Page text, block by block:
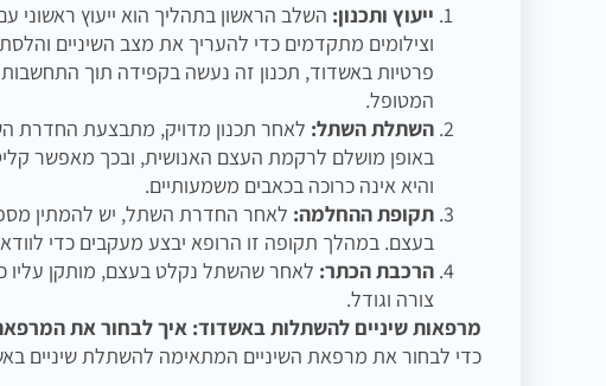
ייעוץ ותכנון: השלב הראשון בתהליך הוא ייעוץ
וצילומים מתקדמים כדי להעריך את מצב השיניים
פרטיות באשדוד, תכנון זה נעשה בקפידה תוך
המטופל.
השתלת השתל: לאחר תכנון מדויק, מתבצעת החדרת
באופן מושלם לרקמת העצם האנושית, ובכך מאפשר
והיא אינה כרוכה בכאבים משמעותיים.
תקופת ההחלמה:
בעצם. במהלך תקופה זו הרופא יבצע מעקבים כדי
הרכבת הכתר: לאחר שהשתל נקלט בעצם, מותקן עליו
צורה וגודל.
מרפאות שיניים להשתלות באשדוד: איך לבחור את
כדי לבחור את מרפאת השיניים המתאימה להשתלת שיניים